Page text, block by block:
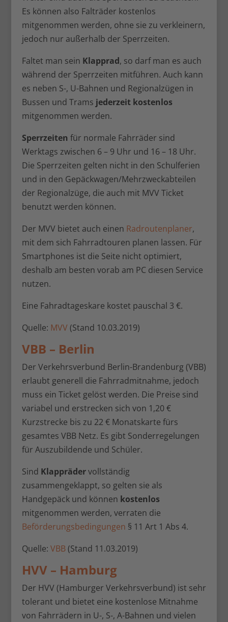
Es können also Falträder kostenlos
mitgenommen werden, ohne sie zu verkleinern,
jedoch nur außerhalb der Sperrzeiten.
Faltet man sein Klapprad, so darf man es auch
während der Sperrzeiten mitführen. Auch kann
es neben S-, U-Bahnen und Regionalzügen in
Bussen und Trams jederzeit kostenlos
mitgenommen werden.
Sperrzeiten für normale Fahrräder sind
Werktags zwischen 6 – 9 Uhr und 16 – 18 Uhr.
Die Sperrzeiten gelten nicht in den Schulferien
und in den Gepäckwagen/Mehrzweckabteilen
der Regionalzüge, die auch mit MVV Ticket
benutzt werden können.
Der MVV bietet auch einen Radroutenplaner,
mit dem sich Fahrradtouren planen lassen. Für
Smartphones ist die Seite nicht optimiert,
deshalb am besten vorab am PC diesen Service
nutzen.
Eine Fahradtageskare kostet pauschal 3 €.
Quelle: MVV(Stand 10.03.2019)
VBB – Berlin
Der Verkehrsverbund Berlin-Brandenburg (VBB)
erlaubt generell die Fahrradmitnahme, jedoch
muss ein Ticket gelöst werden. Die Preise sind
variabel und erstrecken sich von 1,20 €
Kurzstrecke bis zu 22 € Monatskarte fürs
gesamtes VBB Netz. Es gibt Sonderregelungen
für Auszubildende und Schüler.
Sind Klapprädervollständig
zusammengeklappt, so gelten sie als
Handgepäck und können kostenlos
mitgenommen werden, verraten die
Beförderungsbedingungen § 11 Art 1 Abs 4.
Quelle: VBB(Stand 11.03.2019)
HVV – Hamburg
Der HVV (Hamburger Verkehrsverbund) ist sehr
tolerant und bietet eine kostenlose Mitnahme
von Fahrrädern in U-, S-, A-Bahnen und vielen